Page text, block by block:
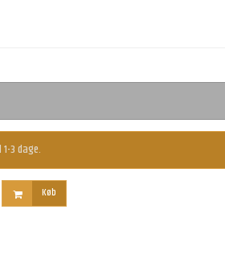
3 dage.
Køb